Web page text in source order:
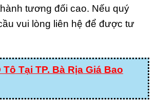
tương đối cao. Nếu quý
vui lòng liên hệ để được tư
Tại TP. Bà Rịa Giá Bao